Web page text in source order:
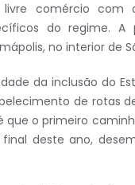
comércio com
do regime. A
no interior de
da inclusão do
de rotas
o primeiro
deste ano,